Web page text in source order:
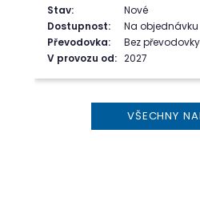
Stav:
Nové
Dostupnost:
Na objednávku
Převodovka:
Bez převodovky
V provozu od: 2027
VŠECHNY